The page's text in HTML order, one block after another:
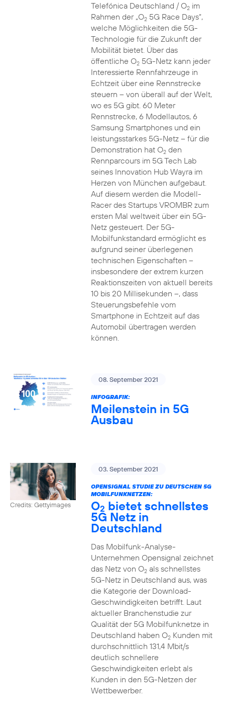
Telefónica Deutschland / O2im
Rahmen der „O25G Race Days“,
welche Möglichkeiten die 5G-
Technologie für die Zukunft der
Mobilität bietet. Über das
öffentliche O25G-Netz kann jeder
Interessierte Rennfahrzeuge in
Echtzeit über eine Rennstrecke
steuern – von überall auf der Welt,
wo es 5G gibt. 60 Meter
Rennstrecke, 6 Modellautos, 6
Samsung Smartphones und ein
leistungsstarkes 5G-Netz – für die
Demonstration hat O2den
Rennparcours im 5G Tech Lab
seines Innovation Hub Wayra im
Herzen von München aufgebaut.
Auf diesem werden die Modell-
Racer des Startups VROMBR zum
ersten Mal weltweit über ein 5G-
Netz gesteuert. Der 5G-
Mobilfunkstandard ermöglicht es
aufgrund seiner überlegenen
technischen Eigenschaften –
insbesondere der extrem kurzen
Reaktionszeiten von aktuell bereits
10 bis 20 Millisekunden –, dass
Steuerungsbefehle vom
Smartphone in Echtzeit auf das
Automobil übertragen werden
können.
08. September 2021
INFOGRAFIK:
Meilenstein in 5G
Ausbau
Credits: Gettyimages
03. September 2021
OPENSIGNAL STUDIE ZU DEUTSCHEN 5G
MOBILFUNKNETZEN:
O2 bietet schnellstes
5G Netz in
Deutschland
Das Mobilfunk-Analyse-
Unternehmen Opensignal zeichnet
das Netz von O2als schnellstes
5G-Netz in Deutschland aus, was
die Kategorie der Download-
Geschwindigkeiten betrifft. Laut
aktueller Branchenstudie zur
Qualität der 5G Mobilfunknetze in
Deutschland haben O2Kunden mit
durchschnittlich 131,4 Mbit/s
deutlich schnellere
Geschwindigkeiten erlebt als
Kunden in den 5G-Netzen der
Wettbewerber.